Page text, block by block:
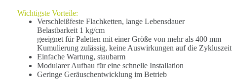
Wichtigste Vorteile:
Verschleißfeste Flachketten, lange Lebensdauer
Belastbarkeit 1 kg/cm
geeignet für Paletten mit einer Größe von mehr als 400 mm
Kumulierung zulässig, keine Auswirkungen auf die Zykluszeit
Einfache Wartung, staubarm
Modularer Aufbau für eine schnelle Installation
Geringe Geräuschentwicklung im Betrieb